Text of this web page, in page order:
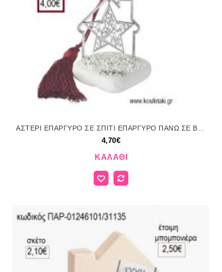
ΑΣΤΕΡΙ ΕΠΑΡΓΥΡΟ ΣΕ ΣΠΙΤΙ ΕΠΑΡΓΥΡΟ ΠΑΝΩ ΣΕ ΒΟΤΣΑΛΟ για γούρι δώρο ΑΝΤ-22078/41265 4.70€!!!
4,70€
ΚΑΛΆΘΙ